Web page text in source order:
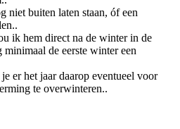
niet buiten laten staan, óf een
ik hem direct na de winter in de
de eerste winter een
er het jaar daarop eventueel voor
te overwinteren..